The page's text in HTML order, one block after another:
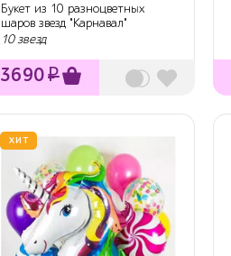
Букет из 10 разноцветных
шаров звезд "Карнавал"
10 звезд
3690₽
ХИТ